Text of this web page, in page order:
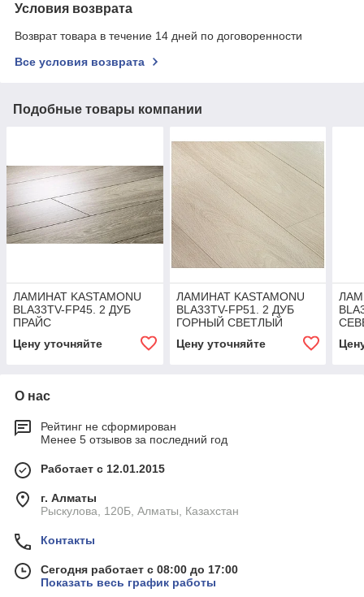
Условия возврата
Возврат товара в течение 14 дней по договоренности
Все условия возврата
Подобные товары компании
ЛАМИНАТ KASTAMONU
BLA33TV-FP45. 2 ДУБ
ПРАЙС
Цену уточняйте
ЛАМИНАТ KASTAMONU
BLA33TV-FP51. 2 ДУБ
ГОРНЫЙ СВЕТЛЫЙ
Цену уточняйте
О нас
Рейтинг не сформирован
Менее 5 отзывов за последний год
Работает с 12.01.2015
г. Алматы
Рыскулова, 120Б, Алматы, Казахстан
Контакты
Сегодня работает с 08:00 до 17:00
Показать весь график работы